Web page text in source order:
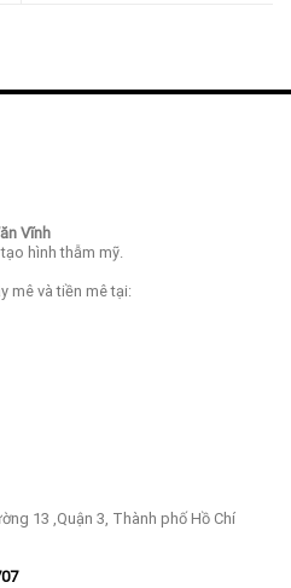
Vĩnh
hình thẫm mỹ.
mê và tiền mê tại:
13 ,Quận 3, Thành phố Hồ Chí